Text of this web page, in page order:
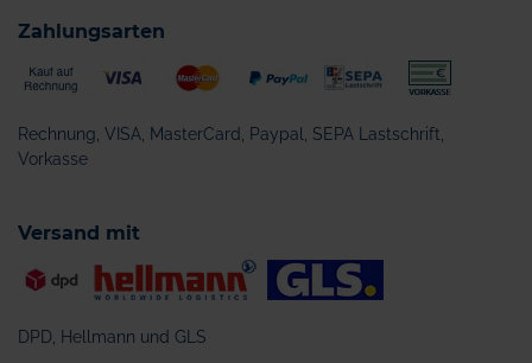
Zahlungsarten
Rechnung, VISA, MasterCard, Paypal, SEPA Lastschrift,
Vorkasse
Versand mit
DPD, Hellmann und GLS